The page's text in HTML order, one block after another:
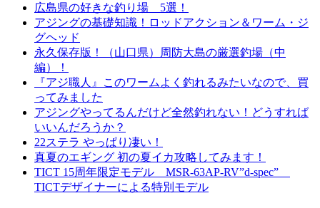
広島県の好きな釣り場 5選！
アジングの基礎知識！ロッドアクション＆ワーム・ジ
グヘッド
永久保存版！（山口県）周防大島の厳選釣場（中
編）！
『アジ職人』このワームよく釣れるみたいなので、買
ってみました
アジングやってるんだけど全然釣れない！どうすれば
いいんだろうか？
22ステラ やっぱり凄い！
真夏のエギング 初の夏イカ攻略してみます！
TICT 15周年限定モデル MSR-63AP-RV”d-spec”
TICTデザイナーによる特別モデル